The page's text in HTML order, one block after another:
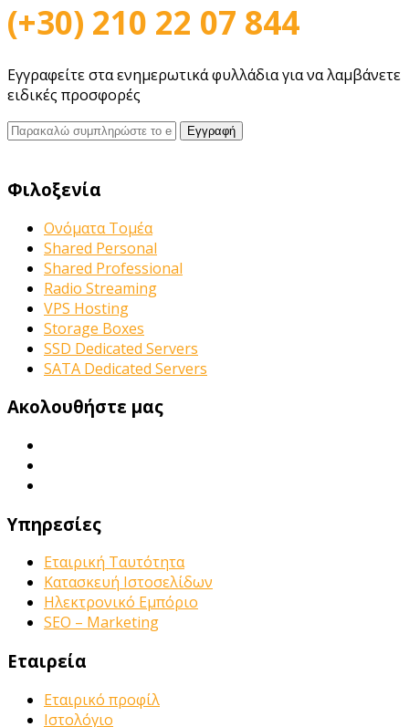
(+30) 210 22 07 844
Εγγραφείτε στα ενημερωτικά φυλλάδια για να λαμβάνετε
ειδικές προσφορές
Φιλοξενία
Ονόματα Τομέα
Shared Personal
Shared Professional
Radio Streaming
VPS Hosting
Storage Boxes
SSD Dedicated Servers
SATA Dedicated Servers
Ακολουθήστε μας
Υπηρεσίες
Εταιρική Ταυτότητα
Κατασκευή Ιστοσελίδων
Ηλεκτρονικό Εμπόριο
SEO – Marketing
Εταιρεία
Εταιρικό προφίλ
Ιστολόγιο